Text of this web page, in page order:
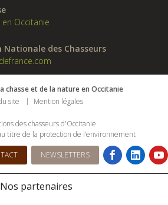
Occitanie
Nationale des Chasseurs
chasse et de la nature en Occitanie
site
Mention légales
des chasseurs d'Occitanie
titre de la protection de l’environnement
NEWSLETTERS
Nos partenaires